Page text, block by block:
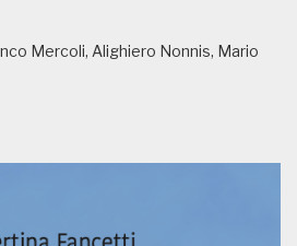
Mercoli, Alighiero Nonnis, Mario